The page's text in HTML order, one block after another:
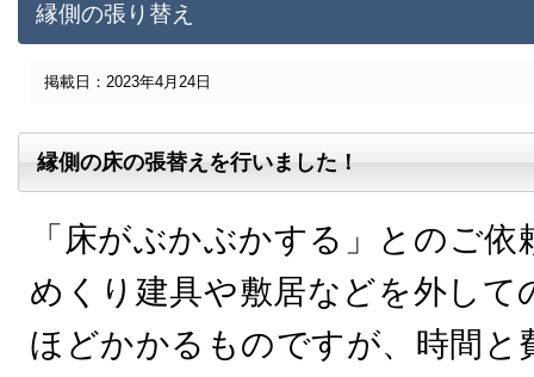
縁側の張り替え
掲載日：2023年4月24日
縁側の床の張替えを行いました！
「床がぶかぶかする」とのご
めくり建具や敷居などを外して
ほどかかるものですが、時間と